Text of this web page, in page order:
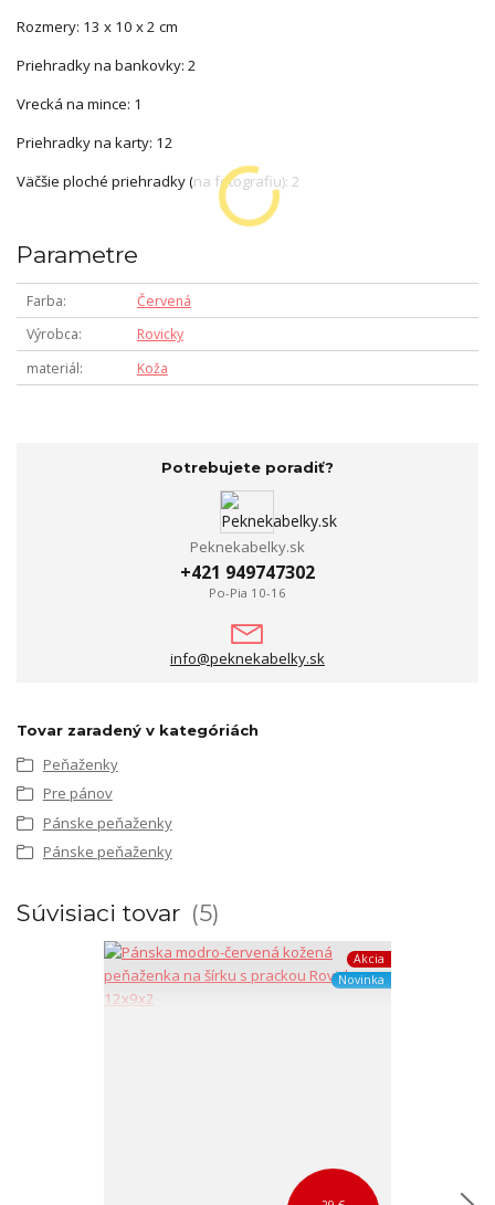
Rozmery: 13 x 10 x 2 cm
Priehradky na bankovky: 2
Vrecká na mince: 1
Priehradky na karty: 12
Väčšie ploché priehradky (na fotografiu): 2
Parametre
Farba
Červená
Výrobca
Rovicky
materiál
Koža
Potrebujete poradiť?
Peknekabelky.sk
+421 949747302
Po-Pia 10-16
info@peknekabelky.sk
Tovar zaradený v kategóriách
Peňaženky
Pre pánov
Pánske peňaženky
Pánske peňaženky
Súvisiaci tovar 5
Akcia
Novinka